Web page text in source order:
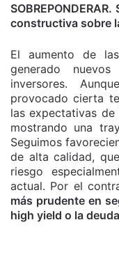
constructiva sobre
El aumento de
generado
inversores.
provocado cierta
las expectativas
mostrando una
Seguimos
de alta calidad,
riesgo
actual. Por el
más prudente en
high yield o la